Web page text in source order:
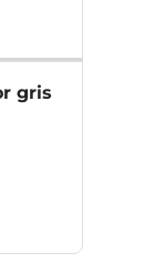
gris